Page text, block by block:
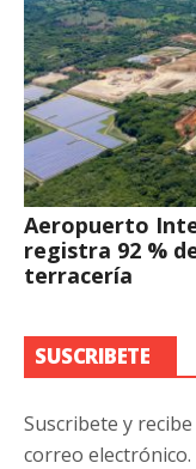
Aeropuerto
registra 92 %
terracería
SUSCRIBETE
Suscribete y
correo electrónico.